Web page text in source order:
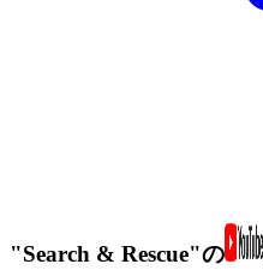
"Search & Rescue"の